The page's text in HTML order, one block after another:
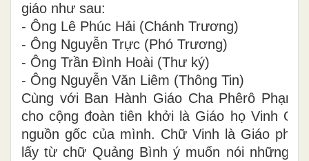
giáo như sau:
- Ông Lê Phúc Hải (Chánh Trương)
- Ông Nguyễn Trực (Phó Trương)
- Ông Trần Đình Hoài (Thư ký)
- Ông Nguyễn Văn Liêm (Thông Tin)
Cùng với Ban Hành Giáo Cha Phêrô Phạm
cho cộng đoàn tiên khởi là Giáo họ Vinh
nguồn gốc của mình. Chữ Vinh là Giáo
lấy từ chữ Quảng Bình ý muốn nói những